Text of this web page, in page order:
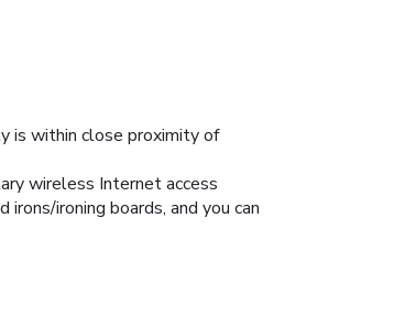
is within close proximity of
wireless Internet access
ironing boards, and you can